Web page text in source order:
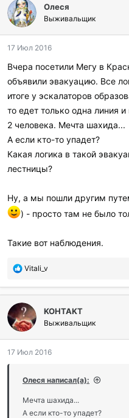
а
г
о
а
и
л
и
Олеся
Выживальщик
17 Июл 2016
Вчера посетили Мегу в
объявили эвакуацию. Все
итоге у эскалаторов
то едет только одна линия
2 человека. Мечта шахида...
А если кто-то упадет?
Какая логика в такой
лестницы?
Ну, а мы пошли другим
) - просто там не было
Такие вот наблюдения.
П
б
а
г
о
а
и
и
:
Vitali_v
KOHTAKT
Выживальщик
17 Июл 2016
Олеся написал(а):
Мечта шахида...
А если кто-то упадет?